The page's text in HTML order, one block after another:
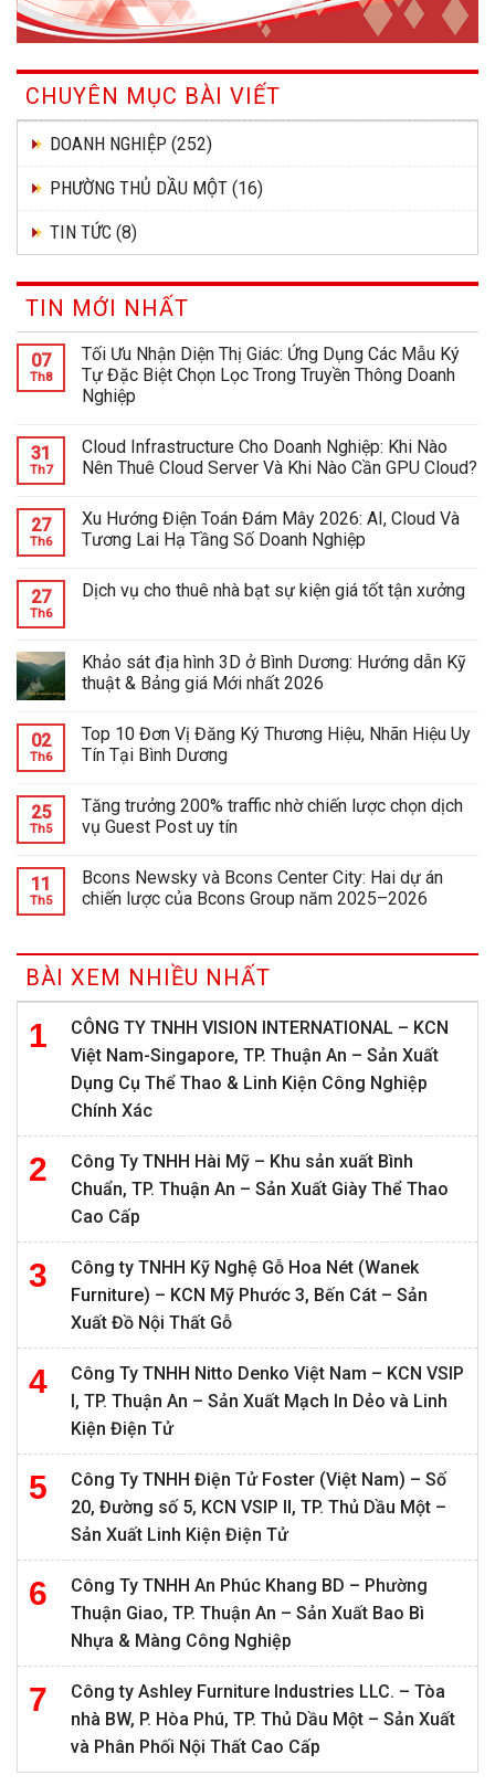
CHUYÊN MỤC BÀI VIẾT
DOANH NGHIỆP (252)
PHƯỜNG THỦ DẦU MỘT (16)
TIN TỨC (8)
TIN MỚI NHẤT
07
Th8
Tối Ưu Nhận Diện Thị Giác: Ứng Dụng Các Mẫu Ký
Tự Đặc Biệt Chọn Lọc Trong Truyền Thông Doanh
Nghiệp
31
Th7
Cloud Infrastructure Cho Doanh Nghiệp: Khi Nào
Nên Thuê Cloud Server Và Khi Nào Cần GPU Cloud?
27
Th6
Xu Hướng Điện Toán Đám Mây 2026: AI, Cloud Và
Tương Lai Hạ Tầng Số Doanh Nghiệp
27
Th6
Dịch vụ cho thuê nhà bạt sự kiện giá tốt tận xưởng
Khảo sát địa hình 3D ở Bình Dương: Hướng dẫn Kỹ
thuật & Bảng giá Mới nhất 2026
02
Th6
Top 10 Đơn Vị Đăng Ký Thương Hiệu, Nhãn Hiệu Uy
Tín Tại Bình Dương
25
Th5
Tăng trưởng 200% traffic nhờ chiến lược chọn dịch
vụ Guest Post uy tín
11
Th5
Bcons Newsky và Bcons Center City: Hai dự án
chiến lược của Bcons Group năm 2025–2026
BÀI XEM NHIỀU NHẤT
CÔNG TY TNHH VISION INTERNATIONAL – KCN
Việt Nam-Singapore, TP. Thuận An – Sản Xuất
Dụng Cụ Thể Thao & Linh Kiện Công Nghiệp
Chính Xác
Công Ty TNHH Hài Mỹ – Khu sản xuất Bình
Chuẩn, TP. Thuận An – Sản Xuất Giày Thể Thao
Cao Cấp
Công ty TNHH Kỹ Nghệ Gỗ Hoa Nét (Wanek
Furniture) – KCN Mỹ Phước 3, Bến Cát – Sản
Xuất Đồ Nội Thất Gỗ
Công Ty TNHH Nitto Denko Việt Nam – KCN VSIP
I, TP. Thuận An – Sản Xuất Mạch In Dẻo và Linh
Kiện Điện Tử
Công Ty TNHH Điện Tử Foster (Việt Nam) – Số
20, Đường số 5, KCN VSIP II, TP. Thủ Dầu Một –
Sản Xuất Linh Kiện Điện Tử
Công Ty TNHH An Phúc Khang BD – Phường
Thuận Giao, TP. Thuận An – Sản Xuất Bao Bì
Nhựa & Màng Công Nghiệp
Công ty Ashley Furniture Industries LLC. – Tòa
nhà BW, P. Hòa Phú, TP. Thủ Dầu Một – Sản Xuất
và Phân Phối Nội Thất Cao Cấp